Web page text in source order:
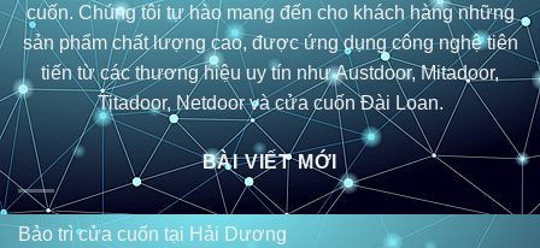
cuốn. Chúng tôi tự hào mang đến cho khách hàng những
sản phẩm chất lượng cao, được ứng dụng công nghệ tiên
tiến từ các thương hiệu uy tín như Austdoor, Mitadoor,
Titadoor, Netdoor và cửa cuốn Đài Loan.
BÀI VIẾT MỚI
Bảo trì cửa cuốn tại Hải Dương